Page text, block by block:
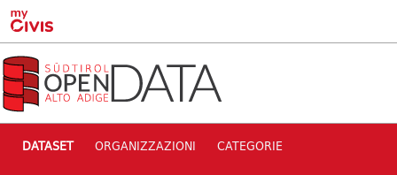
Skip to main content
DATASET ORGANIZZAZIONI CATEGORIE